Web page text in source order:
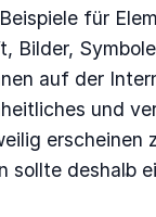
für
Bilder,
auf der
und
erscheinen
sollte deshalb